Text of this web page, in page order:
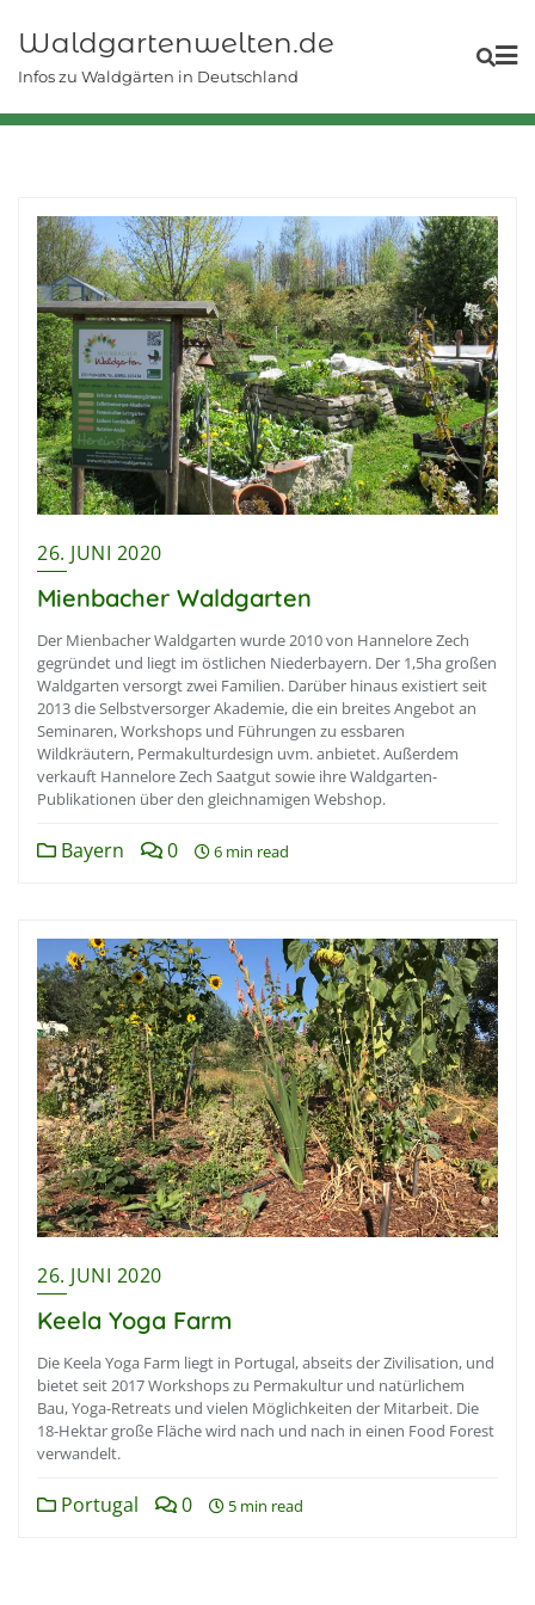
content
Waldgartenwelten.de
Infos zu Waldgärten in Deutschland
26. JUNI 2020
Mienbacher Waldgarten
Der Mienbacher Waldgarten wurde 2010 von Hannelore Zech
gegründet und liegt im östlichen Niederbayern. Der 1,5ha großen
Waldgarten versorgt zwei Familien. Darüber hinaus existiert seit
2013 die Selbstversorger Akademie, die ein breites Angebot an
Seminaren, Workshops und Führungen zu essbaren
Wildkräutern, Permakulturdesign uvm. anbietet. Außerdem
verkauft Hannelore Zech Saatgut sowie ihre Waldgarten-
Publikationen über den gleichnamigen Webshop.
Bayern 0 6 min read
26. JUNI 2020
Keela Yoga Farm
Die Keela Yoga Farm liegt in Portugal, abseits der Zivilisation, und
bietet seit 2017 Workshops zu Permakultur und natürlichem
Bau, Yoga-Retreats und vielen Möglichkeiten der Mitarbeit. Die
18-Hektar große Fläche wird nach und nach in einen Food Forest
verwandelt.
Portugal 0 5 min read